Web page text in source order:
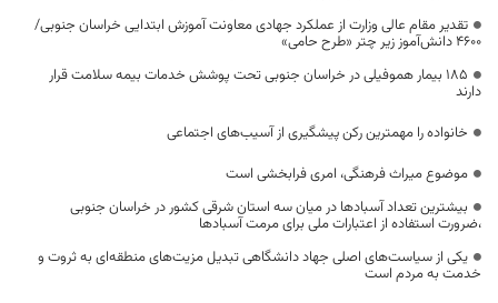
تقدیر مقام عالی وزارت از عملکرد جهادی معاونت آموزش ابتدایی خراسان جنوبی/
۴۶۰۰ دانش‌آموز زیر چتر «طرح حامی»
۱۸۵ بیمار هموفیلی در خراسان جنوبی تحت پوشش خدمات بیمه سلامت قرار
دارند
خانواده را مهمترین رکن پیشگیری از آسیب‌های اجتماعی
موضوع میراث فرهنگی، امری فرابخشی است
بیشترین تعداد آسبادها در میان سه استان شرقی کشور در خراسان جنوبی
،ضرورت استفاده از اعتبارات ملی برای مرمت آسبادها
یکی از سیاست‌های اصلی جهاد دانشگاهی تبدیل مزیت‌های منطقه‌ای به ثروت و
خدمت به مردم است